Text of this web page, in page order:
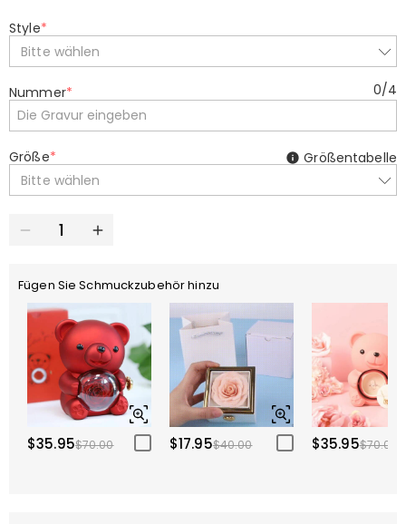
Style*
Bitte wählen
Nummer* 0/4
Größe*
Bitte wählen
Größentabelle
Fügen Sie Schmuckzubehör hinzu
$35.95$70.00 $17.95$40.00 $35.95$70.00